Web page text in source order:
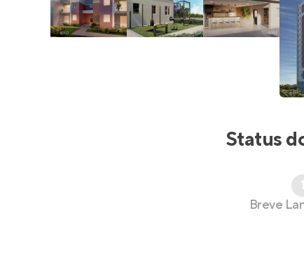
Status
1
Breve